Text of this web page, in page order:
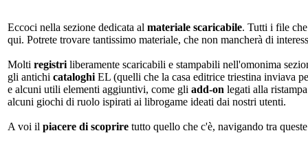
Eccoci nella sezione dedicata al materiale scaricabile. Tutti i file
qui. Potrete trovare tantissimo materiale, che non mancherà di
Molti registri liberamente scaricabili e stampabili nell'omonima
gli antichi cataloghi EL (quelli che la casa editrice triestina inviava
e alcuni utili elementi aggiuntivi, come gli add-on legati alla
alcuni giochi di ruolo ispirati ai librogame ideati dai nostri utenti.
A voi il piacere di scoprire tutto quello che c'è, navigando tra